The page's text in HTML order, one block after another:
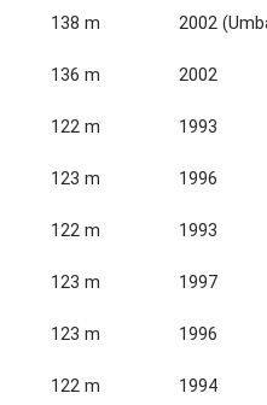
138 m 2002
136 m 2002
122 m 1993
123 m 1996
122 m 1993
123 m 1997
123 m 1996
122 m 1994